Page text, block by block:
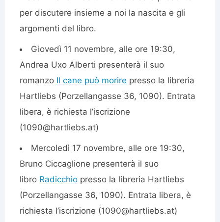
per discutere insieme a noi la nascita e gli
argomenti del libro.
Giovedì 11 novembre, alle ore 19:30,
Andrea Uxo Alberti presenterà il suo
romanzo Il cane può morire presso la libreria
Hartliebs (Porzellangasse 36, 1090). Entrata
libera, è richiesta l’iscrizione
(1090@hartliebs.at)
Mercoledì 17 novembre, alle ore 19:30,
Bruno Ciccaglione presenterà il suo
libro Radicchio presso la libreria Hartliebs
(Porzellangasse 36, 1090). Entrata libera, è
richiesta l’iscrizione (1090@hartliebs.at)